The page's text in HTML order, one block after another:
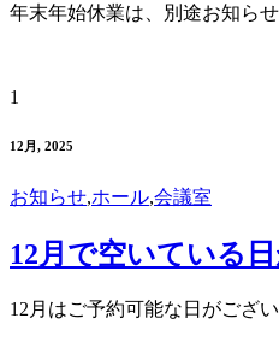
年末年始休業は、別途お知らせ
1
12月, 2025
お知らせ,ホール,会議室
12月で空いている
12月はご予約可能な日がござい